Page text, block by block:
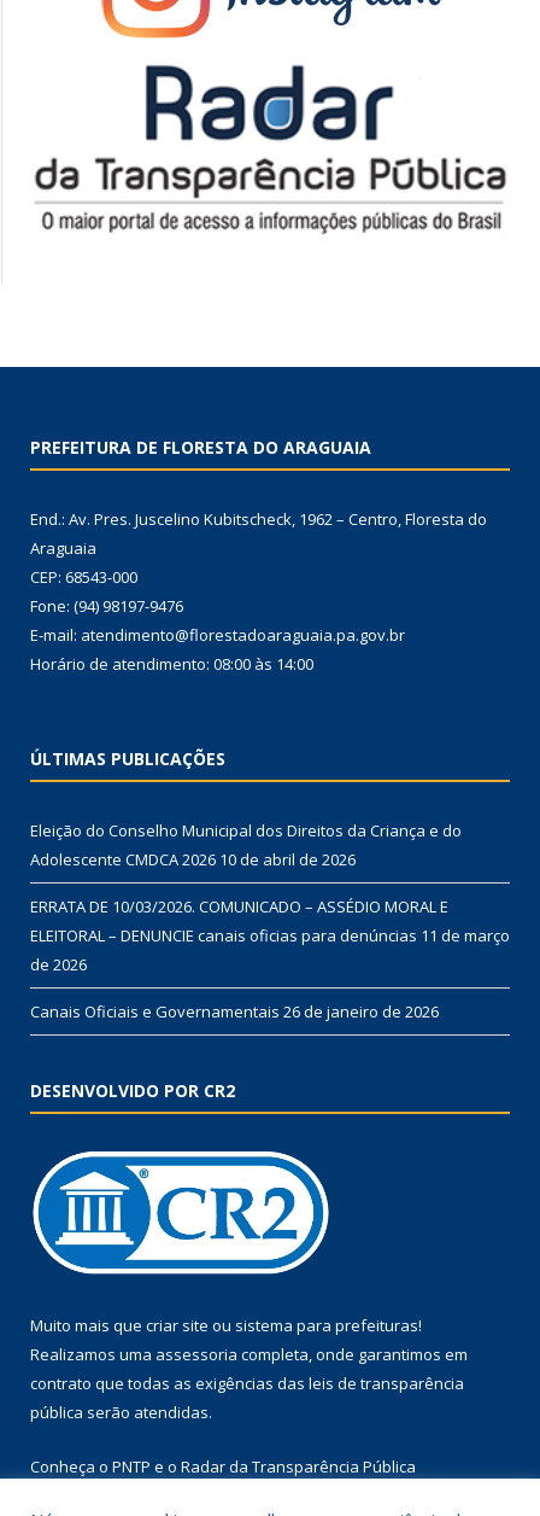
PREFEITURA DE FLORESTA DO ARAGUAIA
End.: Av. Pres. Juscelino Kubitscheck, 1962 – Centro, Floresta do
Araguaia
CEP: 68543-000
Fone: (94) 98197-9476
E-mail: atendimento@florestadoaraguaia.pa.gov.br
Horário de atendimento: 08:00 às 14:00
ÚLTIMAS PUBLICAÇÕES
Eleição do Conselho Municipal dos Direitos da Criança e do
Adolescente CMDCA 2026 10 de abril de 2026
ERRATA DE 10/03/2026. COMUNICADO – ASSÉDIO MORAL E
ELEITORAL – DENUNCIE canais oficias para denúncias 11 de março
de 2026
Canais Oficiais e Governamentais 26 de janeiro de 2026
DESENVOLVIDO POR CR2
Muito mais que criar site ou sistema para prefeituras!
Realizamos uma assessoria completa, onde garantimos em
contrato que todas as exigências das leis de transparência
pública serão atendidas.
Conheça o PNTP e o Radar da Transparência Pública